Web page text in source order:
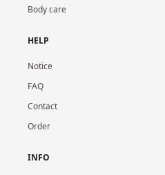
Body care
HELP
Notice
FAQ
Contact
Order
INFO